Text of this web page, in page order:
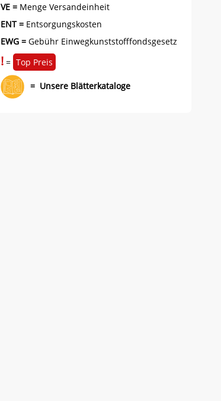
VE = Menge Versandeinheit
ENT = Entsorgungskosten
EWG = Gebühr Einwegkunststofffondsgesetz
! = Top Preis
= Unsere Blätterkataloge